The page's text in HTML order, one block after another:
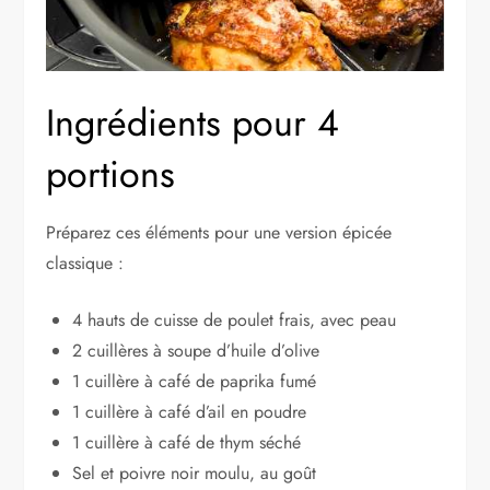
Ingrédients pour 4
portions
Préparez ces éléments pour une version épicée
classique :
4 hauts de cuisse de poulet frais, avec peau
2 cuillères à soupe d’huile d’olive
1 cuillère à café de paprika fumé
1 cuillère à café d’ail en poudre
1 cuillère à café de thym séché
Sel et poivre noir moulu, au goût